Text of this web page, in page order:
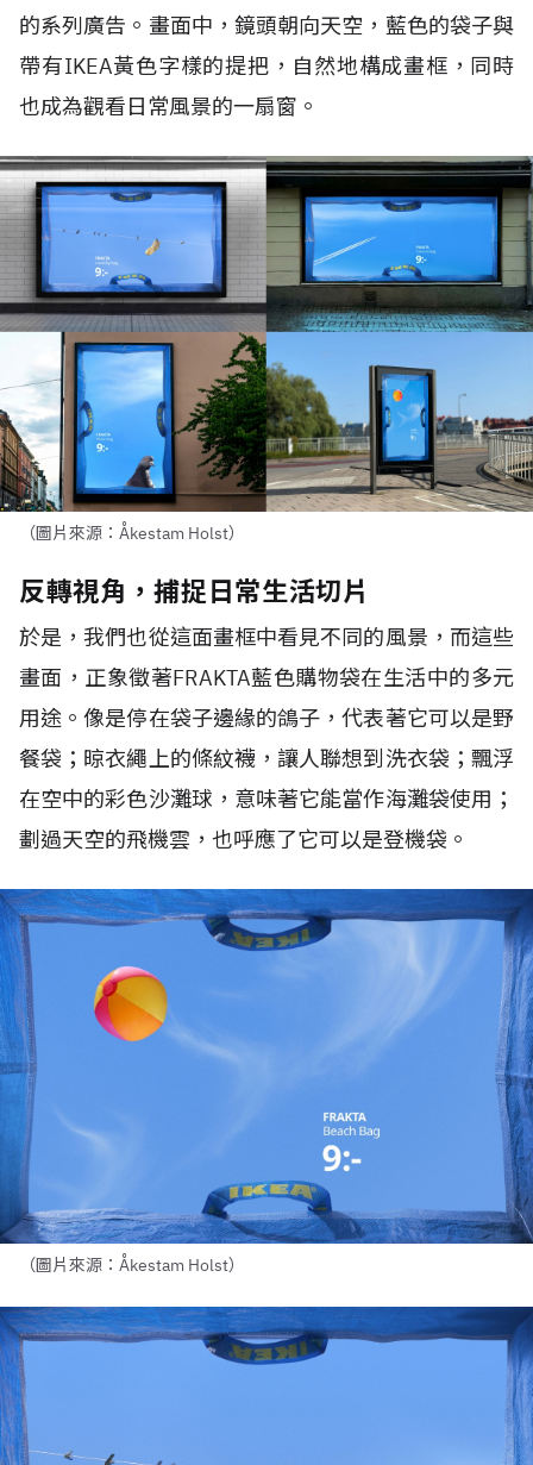
的系列廣告。畫面中，鏡頭朝向天空，藍色的袋子與
帶有IKEA黃色字樣的提把，自然地構成畫框，同時
也成為觀看日常風景的一扇窗。
（圖片來源：Åkestam Holst）
反轉視角，捕捉日常生活切片
於是，我們也從這面畫框中看見不同的風景，而這些
畫面，正象徵著FRAKTA藍色購物袋在生活中的多元
用途。像是停在袋子邊緣的鴿子，代表著它可以是野
餐袋；晾衣繩上的條紋襪，讓人聯想到洗衣袋；飄浮
在空中的彩色沙灘球，意味著它能當作海灘袋使用；
劃過天空的飛機雲，也呼應了它可以是登機袋。
（圖片來源：Åkestam Holst）